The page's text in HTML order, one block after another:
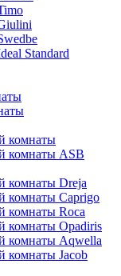
Standard
комнаты
комнаты ASB
комнаты Dreja
комнаты Caprigo
комнаты Roca
комнаты Opadiris
комнаты Aqwella
комнаты Jacob